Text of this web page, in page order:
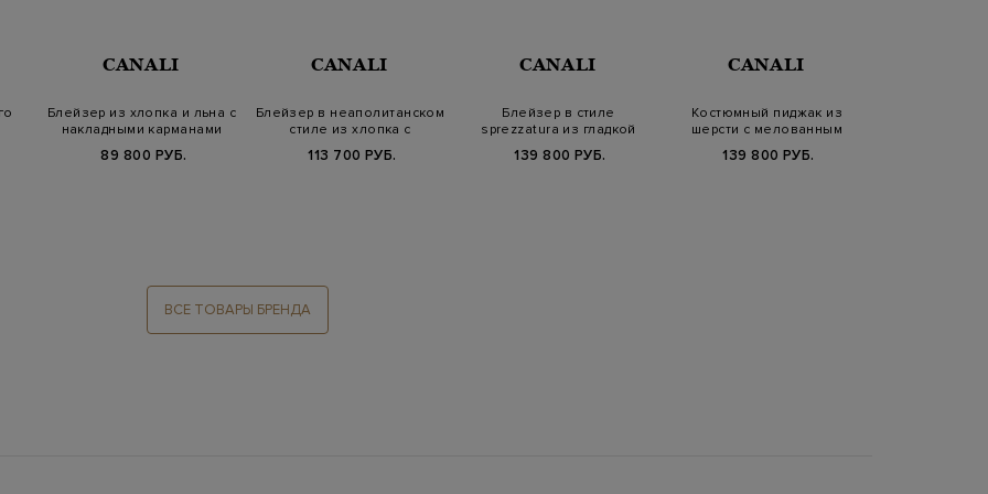
CANALI
Блейзер из хлопка и льна с
накладными карманами
89 800 РУБ.
CANALI
Блейзер в неаполитанском
стиле из хлопка с
113 700 РУБ.
CANALI
Блейзер в стиле
sprezzatura из гладкой
139 800 РУБ.
CANALI
Костюмный пиджак из
шерсти с мелованным
139 800 РУБ.
ВСЕ ТОВАРЫ БРЕНДА